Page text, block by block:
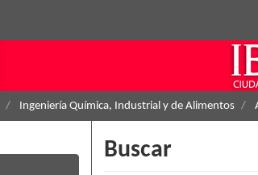
Ingeniería Química, Industrial y de Alimentos
Buscar